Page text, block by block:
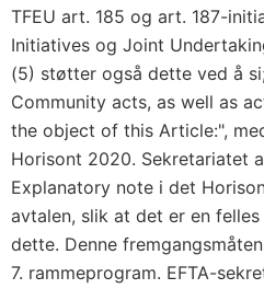
TFEU art. 185 og art. 187-
Initiatives og Joint
(5) støtter også dette ved å
Community acts, as well as
the object of this Article:",
Horisont 2020. Sekretariatet
Explanatory note i det
avtalen, slik at det er en
dette. Denne
7. rammeprogram. EFTA-